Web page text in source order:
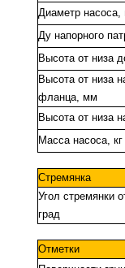
Диаметр насоса,
Ду напорного
Высота от низа
Высота от низа
фланца, мм
Высота от низа
Масса насоса, кг
Стремянка
Угол стремянки
град
Отметки